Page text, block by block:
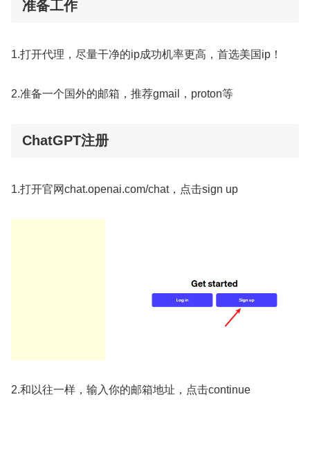
准备工作
1.打开代理，尽量干净的ip成功机率更高，首选美国ip！
2.准备一个国外的邮箱，推荐gmail，proton等
ChatGPT注册
1.打开官网chat.openai.com/chat，点击sign up
2.和以往一样，输入你的邮箱地址，点击continue